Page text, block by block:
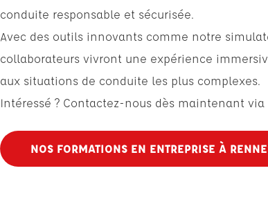
conduite responsable et sécurisée.
Avec des outils innovants comme notre
collaborateurs vivront une expérience
aux situations de conduite les plus complexes.
Intéressé ? Contactez-nous dès maintenant
NOS FORMATIONS EN ENTREPRISE À